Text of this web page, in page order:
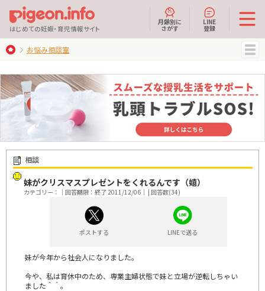
はじめての妊娠・育児情報サイト
月齢別に
さがす
LINE
登録
お悩み相談室
相談
妹がクリスマスプレゼントをくれるんです（嬉）
カテゴリー：｜回答期限：終了 2011/12/06｜ | 回答数(34)
ポストする LINEで送る
妹が今年から社会人になりました。
今や、私は育休中のため、専業主婦状態で妹と立場が逆転しちゃい
ました＾＾。